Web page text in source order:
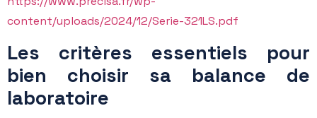
content/uploads/2024/12/Serie-321LS.pdf
Les critères essentiels pour
bien choisir sa balance de
laboratoire